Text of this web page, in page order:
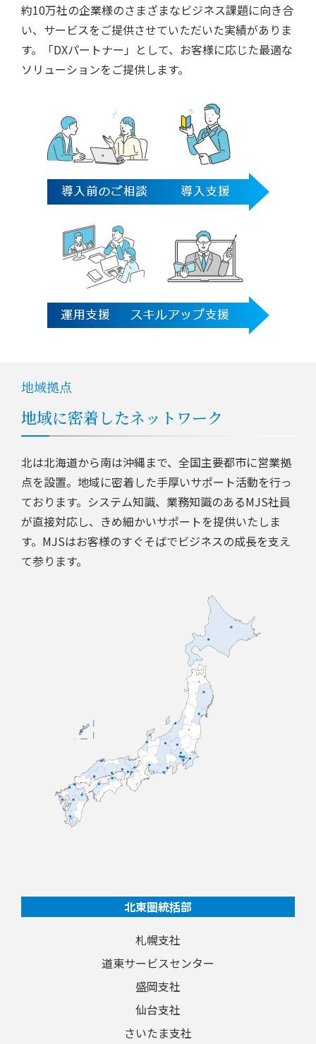
約10万社の企業様のさまざまなビジネス課題に向き合
い、サービスをご提供させていただいた実績がありま
す。「DXパートナー」として、お客様に応じた最適な
ソリューションをご提供します。
地域拠点
地域に密着したネットワーク
北は北海道から南は沖縄まで、全国主要都市に営業拠
点を設置。地域に密着した手厚いサポート活動を行っ
ております。システム知識、業務知識のあるMJS社員
が直接対応し、きめ細かいサポートを提供いたしま
す。MJSはお客様のすぐそばでビジネスの成長を支え
て参ります。
北東圏統括部
札幌支社
道東サービスセンター
盛岡支社
仙台支社
さいたま支社